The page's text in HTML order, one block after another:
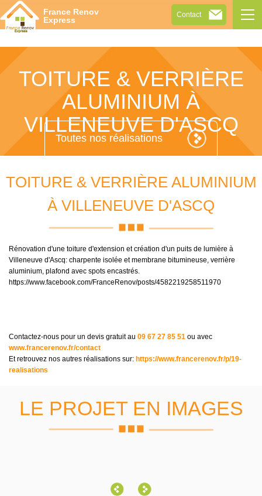
Contact
France Renov
Express
TOITURE & VERRIÈRE
ALUMINIUM À
VILLENEUVE D'ASCQ
Toutes nos réalisations
TOITURE & VERRIÈRE ALUMINIUM
À VILLENEUVE D'ASCQ
Rénovation d'une toiture d'extension et création d'un puits de lumière à
Villeneuve d'Ascq: charpente isolée et membrane bitumineuse, verrière
aluminium, plafond avec spots encastrés.
https://www.facebook.com/FranceRenov/posts/4582219258511970
Contactez-nous pour un devis gratuit au 09 67 27 85 51 ou avec
www.francerenov.fr/contact
Et retrouvez nos autres réalisations sur: https://www.francerenov.fr/p/19-
realisations
LE PROJET EN IMAGES